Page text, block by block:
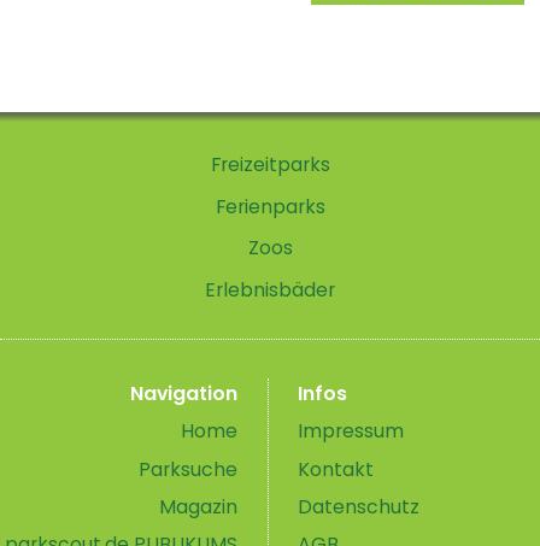
Freizeitparks
Ferienparks
Zoos
Erlebnisbäder
Navigation
Home
Parksuche
Magazin
Infos
Impressum
Kontakt
Datenschutz